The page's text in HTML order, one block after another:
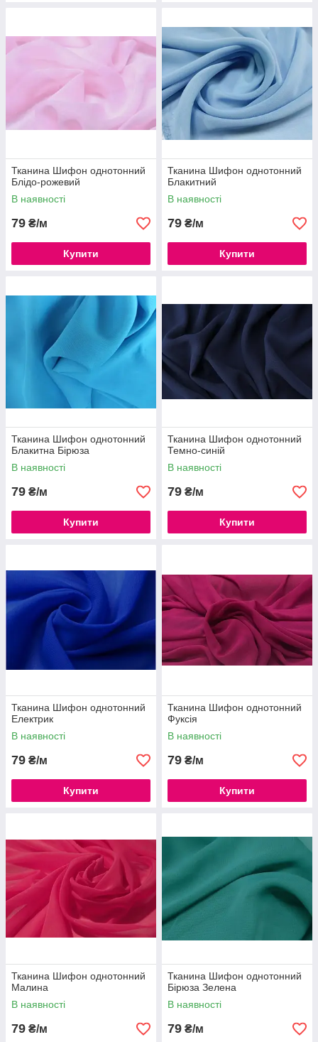
Тканина Шифон однотонний
Блідо-рожевий
В наявності
79 ₴/м
Купити
Тканина Шифон однотонний
Блакитний
В наявності
79 ₴/м
Купити
Тканина Шифон однотонний
Блакитна Бірюза
В наявності
79 ₴/м
Купити
Тканина Шифон однотонний
Темно-синій
В наявності
79 ₴/м
Купити
Тканина Шифон однотонний
Електрик
В наявності
79 ₴/м
Купити
Тканина Шифон однотонний
Фуксія
В наявності
79 ₴/м
Купити
Тканина Шифон однотонний
Малина
В наявності
79 ₴/м
Тканина Шифон однотонний
Бірюза Зелена
В наявності
79 ₴/м